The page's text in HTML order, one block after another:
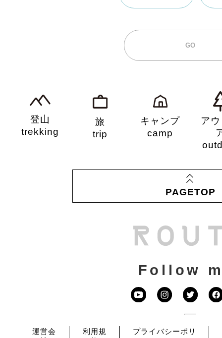
登山
trekking
旅
trip
キャンプ
camp
ア
PAGETOP
Follow
運営会
利用規
プライバシーポリ